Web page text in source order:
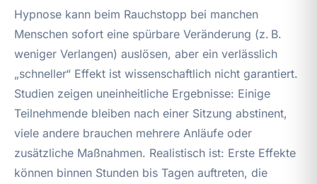
Hypnose kann beim Rauchstopp bei manchen
Menschen sofort eine spürbare Veränderung (z. B.
weniger Verlangen) auslösen, aber ein verlässlich
„schneller“ Effekt ist wissenschaftlich nicht garantiert.
Studien zeigen uneinheitliche Ergebnisse: Einige
Teilnehmende bleiben nach einer Sitzung abstinent,
viele andere brauchen mehrere Anläufe oder
zusätzliche Maßnahmen. Realistisch ist: Erste Effekte
können binnen Stunden bis Tagen auftreten, die